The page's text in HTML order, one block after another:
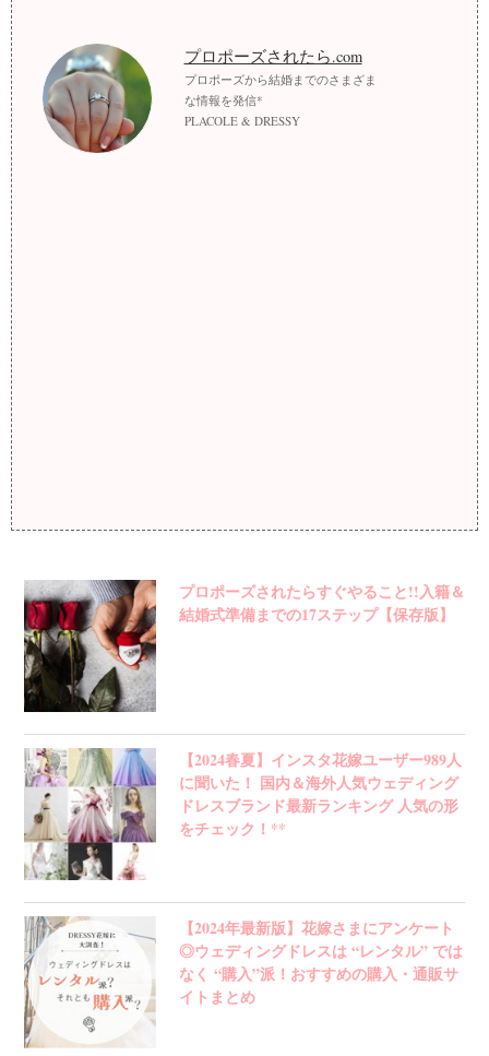
プロポーズされたら.com
プロポーズから結婚までのさまざま
な情報を発信*
PLACOLE & DRESSY
プロポーズされたらすぐやること!!入籍＆
結婚式準備までの17ステップ【保存版】
【2024春夏】インスタ花嫁ユーザー989人
に聞いた！ 国内＆海外人気ウェディング
ドレスブランド最新ランキング 人気の形
をチェック！**
【2024年最新版】花嫁さまにアンケート
◎ウェディングドレスは “レンタル” では
なく “購入”派！おすすめの購入・通販サ
イトまとめ